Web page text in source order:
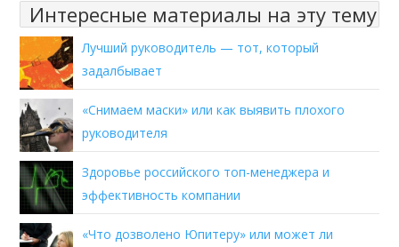
Интересные материалы на эту тему
Лучший руководитель — тот, который
задалбывает
«Снимаем маски» или как выявить плохого
руководителя
Здоровье российского топ-менеджера и
эффективность компании
«Что дозволено Юпитеру» или может ли